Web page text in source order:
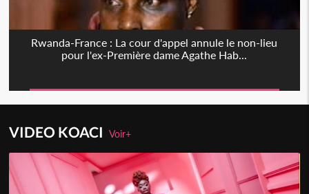
Rwanda-France : La cour d'appel annule le non-lieu
pour l'ex-Première dame Agathe Hab...
VIDEO KOACIVoir+